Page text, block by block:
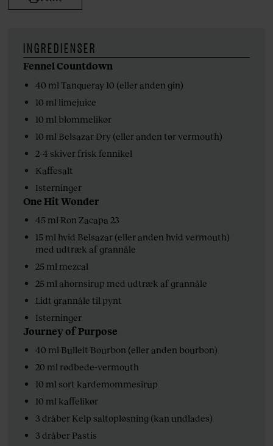
INGREDIENSER
Fennel Countdown
40 ml Tanqueray 10 (eller anden gin)
10 ml limejuice
10 ml blommelikør
10 ml Belsazar Dry (eller anden tør vermouth)
2-4 skiver frisk fennikel
Kaffesalt
Isterninger
One Hit Wonder
45 ml Ron Zacapa 23
15 ml hvid Belsazar (eller anden hvid vermouth)
med udtræk af grannåle
25 ml mezcal
25 ml ahornsirup med udtræk af grannåle
Lidt grannåle til pynt
Isterninger
Journey of Purpose
40 ml Bulleit Bourbon (eller anden bourbon)
20 ml rødbede-vermouth
10 ml sort kardemommesirup
10 ml kaffelikør
3 dråber Kelp saltopløsning (kan undlades)
3 dråber Pastis